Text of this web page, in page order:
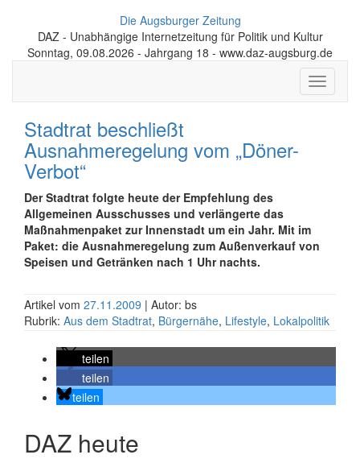
Die Augsburger Zeitung
DAZ - Unabhängige Internetzeitung für Politik und Kultur
Sonntag, 09.08.2026 - Jahrgang 18 - www.daz-augsburg.de
Toggle
Stadtrat beschließt
Ausnahmeregelung vom „Döner-
Verbot“
Der Stadtrat folgte heute der Empfehlung des
Allgemeinen Ausschusses und verlängerte das
Maßnahmenpaket zur Innenstadt um ein Jahr. Mit im
Paket: die Ausnahmeregelung zum Außenverkauf von
Speisen und Getränken nach 1 Uhr nachts.
Artikel vom 27.11.2009 | Autor: bs
Rubrik: Aus dem Stadtrat, Bürgernähe, Lifestyle, Lokalpolitik
teilen
teilen
teilen
DAZ heute